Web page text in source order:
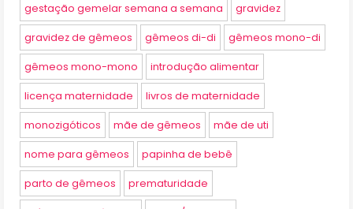
gestação gemelar semana a semana gravidez
gravidez de gêmeos gêmeos di-di gêmeos mono-di
gêmeos mono-mono introdução alimentar
licença maternidade livros de maternidade
monozigóticos mãe de gêmeos mãe de uti
nome para gêmeos papinha de bebê
parto de gêmeos prematuridade